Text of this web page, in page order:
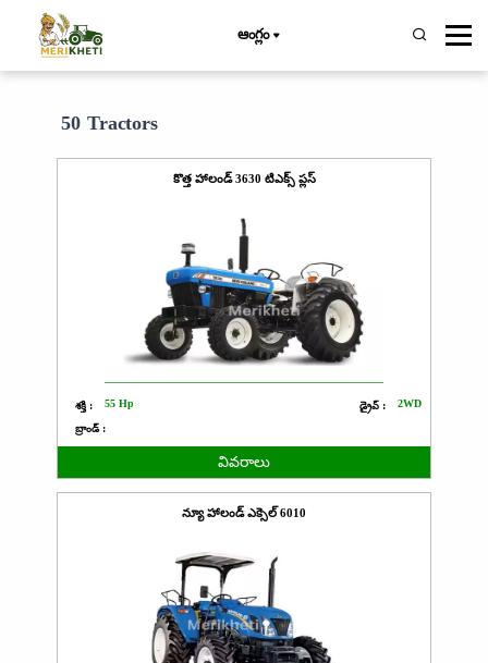
ఆంగ్లం
50 Tractors
కొత్త హాలండ్ 3630 టిఎక్స్ ప్లస్
శక్తి : 55 Hp డ్రైవ్ : 2WD
బ్రాండ్ :
వివరాలు
న్యూ హాలండ్ ఎక్సెల్ 6010